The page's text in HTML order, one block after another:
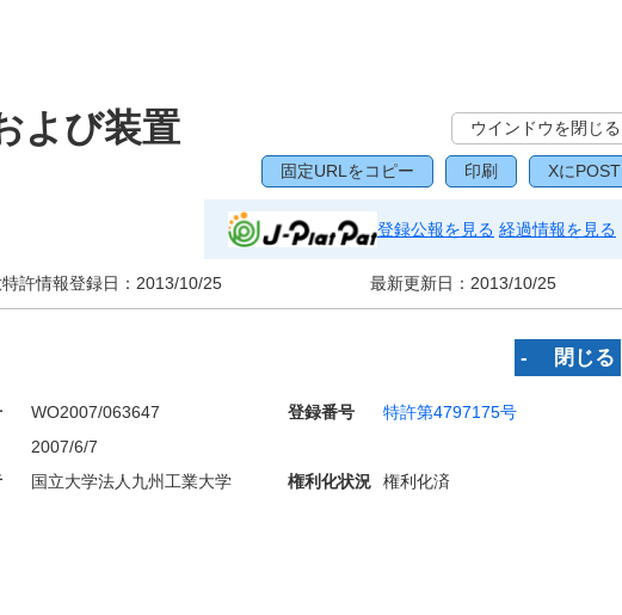
よび装置 ウインドウを閉じる
固定URLをコピー 印刷 XにPOST
登録公報を見る 経過情報を見る
許情報登録日： 2013/10/25 最新更新日： 2013/10/25
‐ 閉じる
WO2007/063647 登録番号
特許第4797175号
2007/6/7
国立大学法人九州工業大学 権利化状況
権利化済